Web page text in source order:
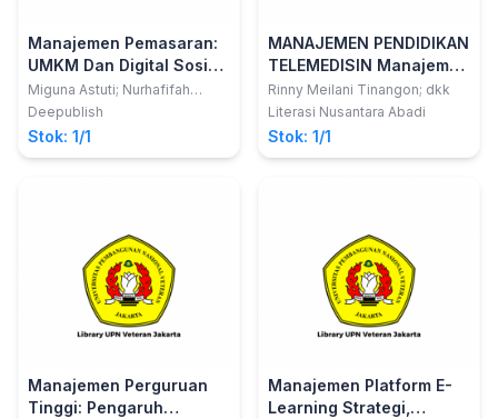
Manajemen Pemasaran:
UMKM Dan Digital Sosial
Media
Miguna Astuti; Nurhafifah
Matondang
Deepublish
Stok: 1/1
MANAJEMEN PENDIDIKAN
TELEMEDISIN Manajemen
Telemedisin Dalam
Pendidikan Kesehatan
Masyarakat di Kota
Bitung
Rinny Meilani Tinangon; dkk
Literasi Nusantara Abadi
Stok: 1/1
Manajemen Perguruan
Tinggi: Pengaruh
Manajemen Platform E-
Learning Strategi,